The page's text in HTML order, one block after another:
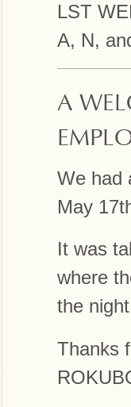
LST
A, N,
A
We had
May
It was
where
the
Thanks